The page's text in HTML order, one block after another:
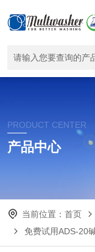
PRODUCT CENTER
产品中心
当前位置： 首页
免费试用ADS-20